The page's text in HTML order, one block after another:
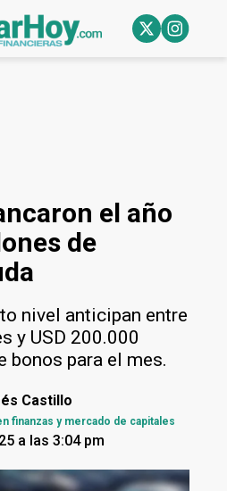
el año
de
nivel anticipan entre
y USD 200.000
bonos para el mes.
Castillo
finanzas y mercado de capitales
a las 3:04 pm